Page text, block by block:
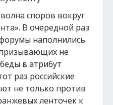
споров вокруг
В очередной раз
наполнились
не
в атрибут
раз российские
не только против
ленточек к